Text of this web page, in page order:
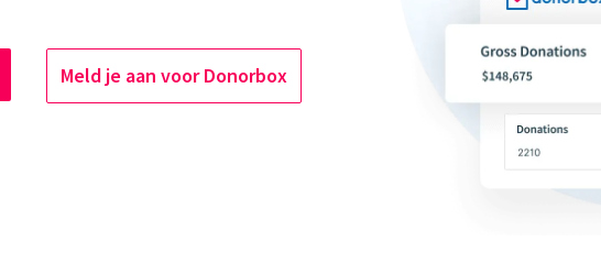
Meld je aan voor Donorbox